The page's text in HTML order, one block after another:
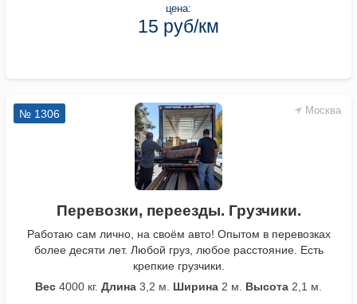
цена:
15 руб/км
Москва
№ 1306
Перевозки, переезды. Грузчики.
Работаю сам лично, на своём авто! Опытом в перевозках
более десяти лет. Любой груз, любое расстояние. Есть
крепкие грузчики.
Вес 4000 кг. Длина 3,2 м. Ширина 2 м. Высота 2,1 м.